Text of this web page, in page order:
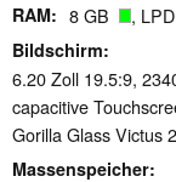
RAM 8 GB ,
Bildschirm
6.20 Zoll 19.5:9,
capacitive
Gorilla Glass Victus
Massenspeicher